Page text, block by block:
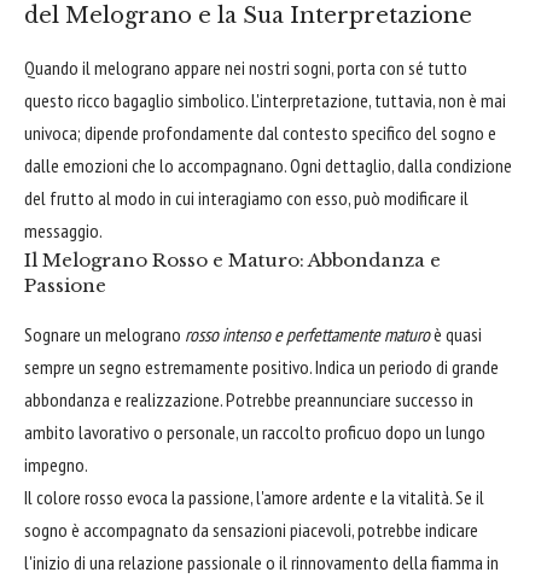
del Melograno e la Sua Interpretazione
Quando il melograno appare nei nostri sogni, porta con sé tutto
questo ricco bagaglio simbolico. L'interpretazione, tuttavia, non è mai
univoca; dipende profondamente dal contesto specifico del sogno e
dalle emozioni che lo accompagnano. Ogni dettaglio, dalla condizione
del frutto al modo in cui interagiamo con esso, può modificare il
messaggio.
Il Melograno Rosso e Maturo: Abbondanza e
Passione
Sognare un melograno rosso intenso e perfettamente maturoè quasi
sempre un segno estremamente positivo. Indica un periodo di grande
abbondanza e realizzazione. Potrebbe preannunciare successo in
ambito lavorativo o personale, un raccolto proficuo dopo un lungo
impegno.
Il colore rosso evoca la passione, l'amore ardente e la vitalità. Se il
sogno è accompagnato da sensazioni piacevoli, potrebbe indicare
l'inizio di una relazione passionale o il rinnovamento della fiamma in